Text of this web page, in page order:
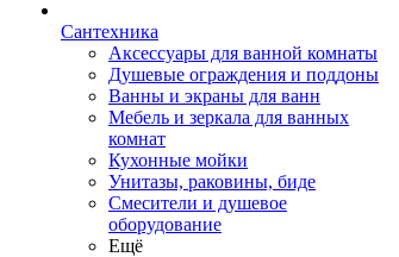
Сантехника
Аксессуары для ванной комнаты
Душевые ограждения и поддоны
Ванны и экраны для ванн
Мебель и зеркала для ванных
комнат
Кухонные мойки
Унитазы, раковины, биде
Смесители и душевое
оборудование
Ещё